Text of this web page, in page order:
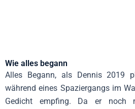
Wie alles begann
Alles Begann, als Dennis 2019
während eines Spaziergangs im
Gedicht empfing. Da er noch